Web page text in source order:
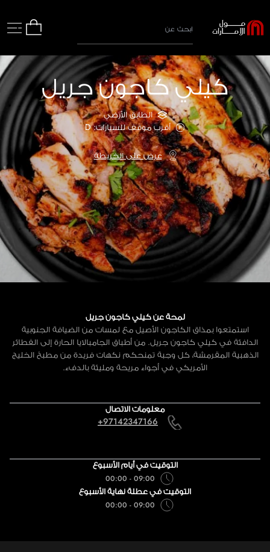
كيلي كاجون جريل
الطابق الأرضي
أقرب موقف للسيارات: D
عرض على الخريطة
لمحة عن كيلي كاجون جريل
استمتعوا بمذاق الكاجون الأصيل مع لمسات من الضيافة الجنوبية
الدافئة في كيلي كاجون جريل. من أطباق الجامبالايا الحارة إلى الفطائر
الذهبية المقرمشة، كل وجبة تمنحكم نكهات فريدة من مطبخ الخليج
الأمريكي في أجواء مريحة ومليئة بالدفء.
معلومات الاتصال
+97142347166
التوقيت في أيام الأسبوع
09:00 - 00:00
التوقيت في عطلة نهاية الأسبوع
09:00 - 00:00